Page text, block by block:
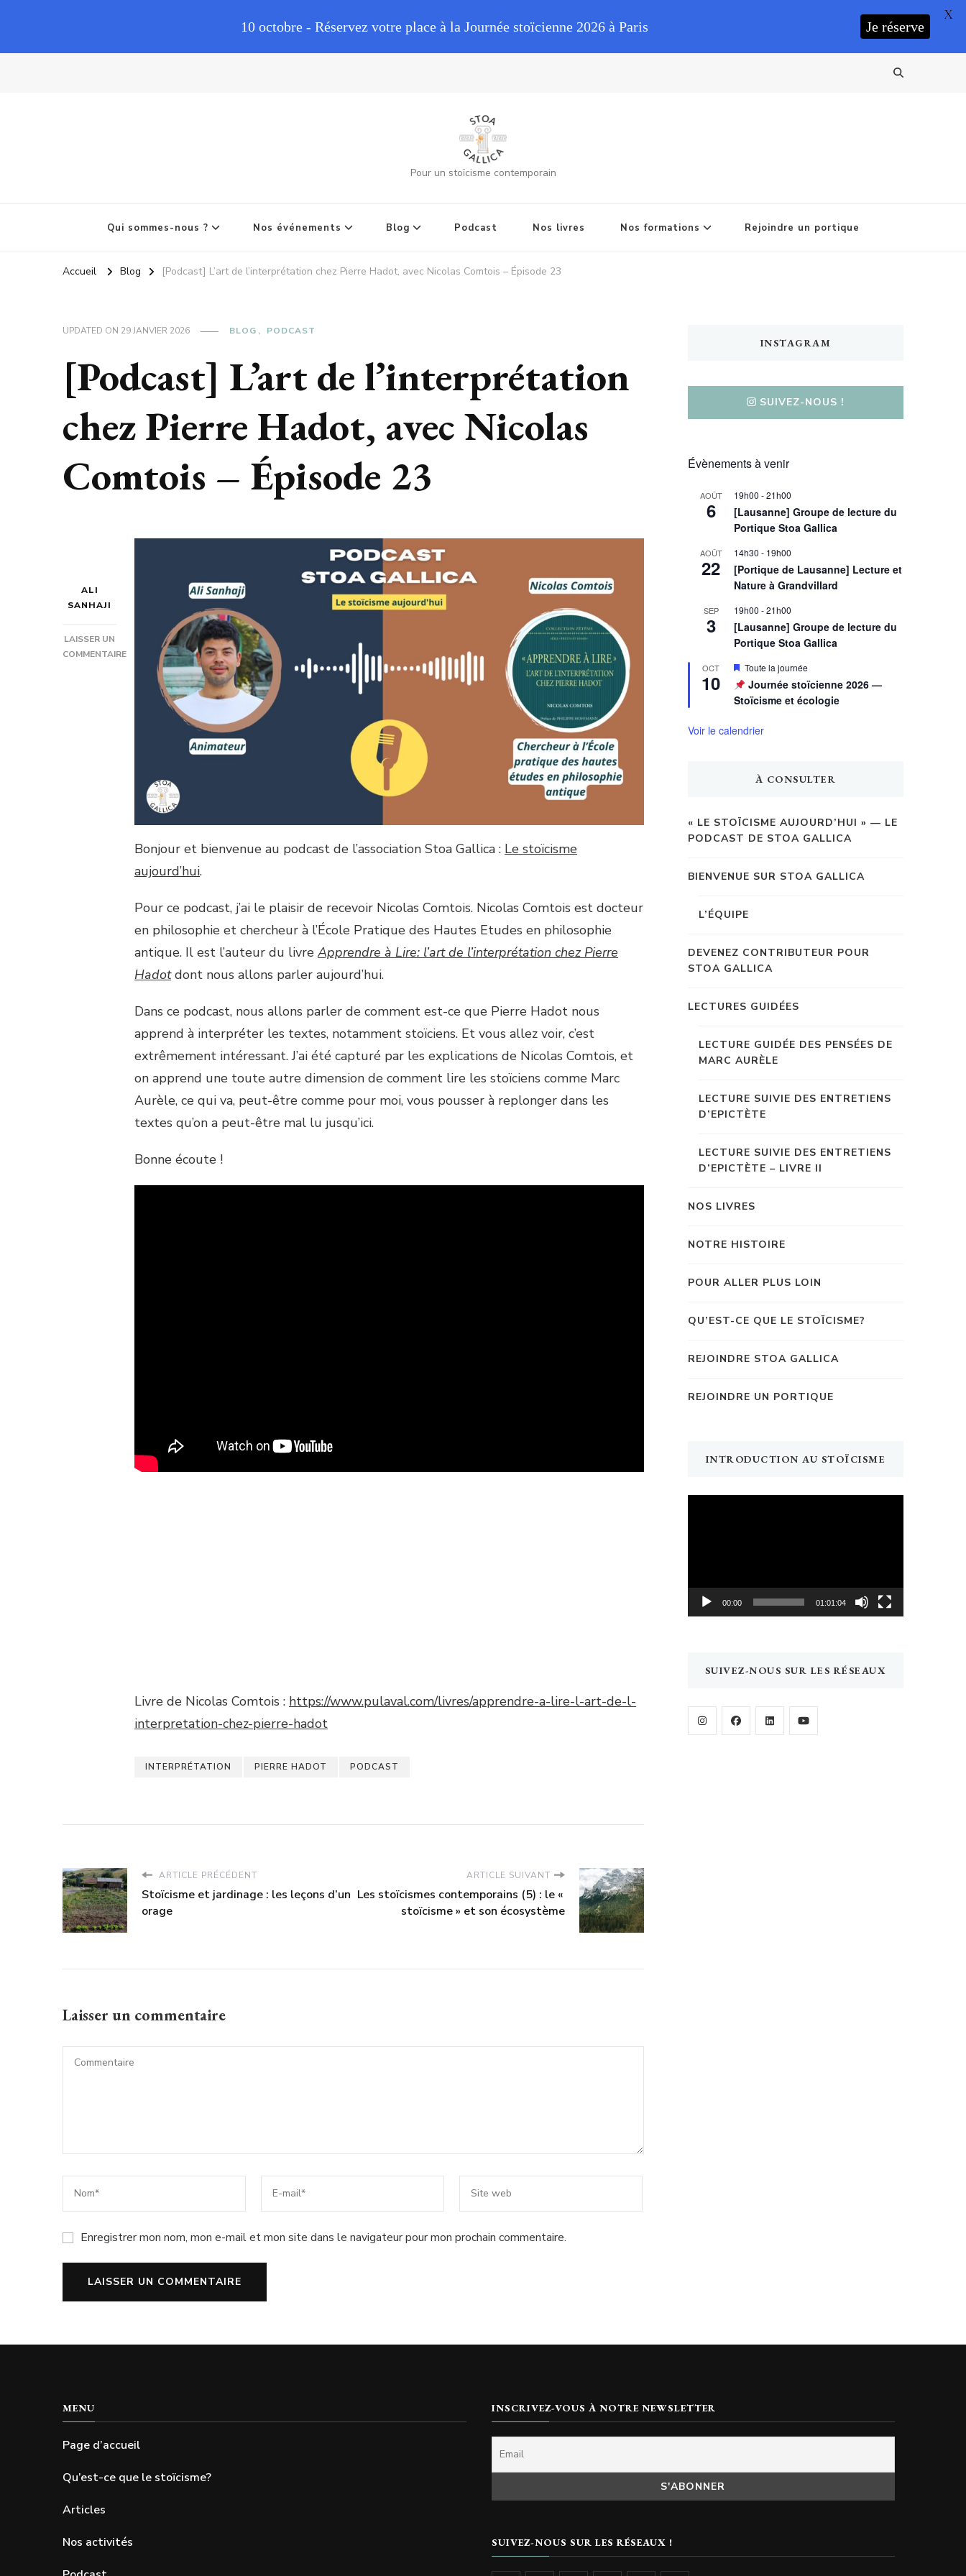
Pour un stoïcisme contemporain
Qui sommes-nous ? Nos événements Blog Podcast Nos livres Nos formations Rejoindre un portique
Accueil Blog [Podcast] L’art de l’interprétation chez Pierre Hadot, avec Nicolas Comtois – Épisode 23
UPDATED ON 29 JANVIER 2026 BLOG PODCAST
[Podcast] L’art de l’interprétation
chez Pierre Hadot, avec Nicolas
Comtois – Épisode 23
ALI
SANHAJI
LAISSER UN
COMMENTAIRE
Bonjour et bienvenue au podcast de l’association Stoa Gallica : Le stoïcisme
aujourd’hui.
Pour ce podcast, j’ai le plaisir de recevoir Nicolas Comtois. Nicolas Comtois est docteur
en philosophie et chercheur à l’École Pratique des Hautes Etudes en philosophie
antique. Il est l’auteur du livre Apprendre à Lire: l’art de l’interprétation chez Pierre
Hadotdont nous allons parler aujourd’hui.
Dans ce podcast, nous allons parler de comment est-ce que Pierre Hadot nous
apprend à interpréter les textes, notamment stoïciens. Et vous allez voir, c’est
extrêmement intéressant. J’ai été capturé par les explications de Nicolas Comtois, et
on apprend une toute autre dimension de comment lire les stoïciens comme Marc
Aurèle, ce qui va, peut-être comme pour moi, vous pousser à replonger dans les
textes qu’on a peut-être mal lu jusqu’ici.
Bonne écoute !
Livre de Nicolas Comtois : https://www.pulaval.com/livres/apprendre-a-lire-l-art-de-l-
interpretation-chez-pierre-hadot
INTERPRÉTATION PIERRE HADOT PODCAST
ARTICLE PRÉCÉDENT
Stoïcisme et jardinage : les leçons d’un
orage
ARTICLE SUIVANT
Les stoïcismes contemporains (5) : le «
stoïcisme » et son écosystème
Laisser un commentaire
Enregistrer mon nom, mon e-mail et mon site dans le navigateur pour mon prochain commentaire.
INSTAGRAM
SUIVEZ-NOUS !
Évènements à venir
AOÛT
6
19h00 -21h00
[Lausanne] Groupe de lecture du
Portique Stoa Gallica
AOÛT
22
14h30 - 19h00
[Portique de Lausanne] Lecture et
Nature à Grandvillard
SEP
3
19h00 -21h00
[Lausanne] Groupe de lecture du
Portique Stoa Gallica
OCT
10
Mis
en
avant
Toute la journée
Journée stoïcienne 2026 —
Stoïcisme et écologie
Voir le calendrier
À CONSULTER
« LE STOÏCISME AUJOURD’HUI » — LE
PODCAST DE STOA GALLICA
BIENVENUE SUR STOA GALLICA
L’ÉQUIPE
DEVENEZ CONTRIBUTEUR POUR
STOA GALLICA
LECTURES GUIDÉES
LECTURE GUIDÉE DES PENSÉES DE
MARC AURÈLE
LECTURE SUIVIE DES ENTRETIENS
D’EPICTÈTE
LECTURE SUIVIE DES ENTRETIENS
D’EPICTÈTE – LIVRE II
NOS LIVRES
NOTRE HISTOIRE
POUR ALLER PLUS LOIN
QU’EST-CE QUE LE STOÏCISME?
REJOINDRE STOA GALLICA
REJOINDRE UN PORTIQUE
INTRODUCTION AU STOÏCISME
00:00 01:01:04
SUIVEZ-NOUS SUR LES RÉSEAUX
MENU
Page d’accueil
Qu’est-ce que le stoïcisme?
Articles
Nos activités
INSCRIVEZ-VOUS À NOTRE NEWSLETTER
SUIVEZ-NOUS SUR LES RÉSEAUX !
10 octobre - Réservez votre place à la Journée stoïcienne 2026 à Paris Je réserve
X